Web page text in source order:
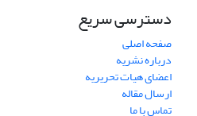
دسترسی سریع
صفحه اصلی
درباره نشریه
اعضای هیات تحریریه
ارسال مقاله
تماس با ما